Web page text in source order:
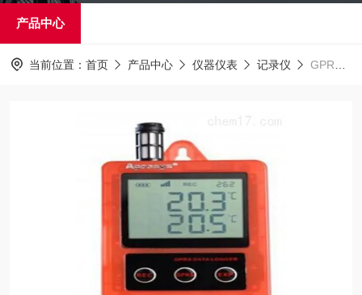
产品中心
当前位置： 首页 产品中心 仪器仪表 记录仪 GPRS双通道温度记录仪199-GT2